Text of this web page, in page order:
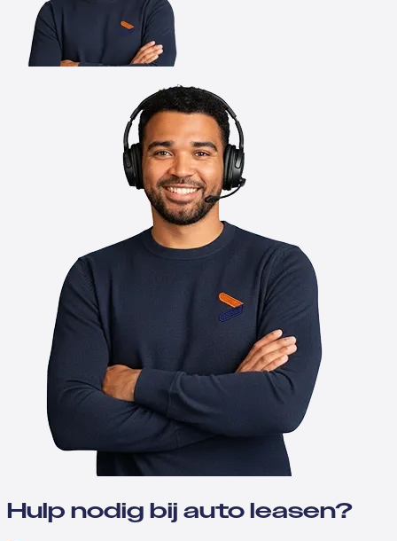
Hulp nodig bij auto leasen?